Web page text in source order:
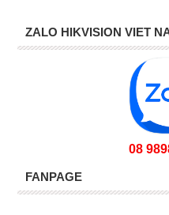
ZALO HIKVISION VIET
08
FANPAGE